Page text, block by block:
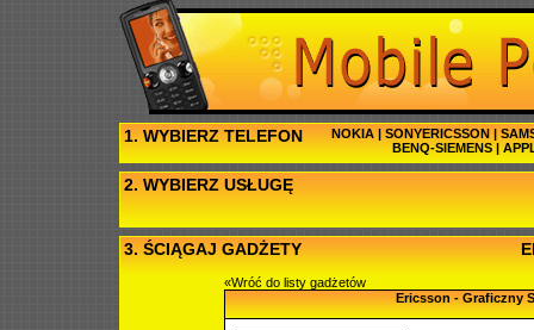
1. WYBIERZ TELEFON NOKIA | SONYERICSSON |
BENQ-SIEMENS |
2. WYBIERZ USŁUGĘ
3. ŚCIĄGAJ GADŻETY
«Wróć do listy gadżetów
Ericsson - Graficzny